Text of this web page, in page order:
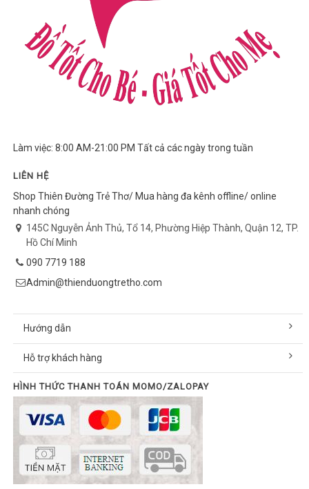
Làm việc: 8:00 AM-21:00 PM Tất cả các ngày trong tuần
LIÊN HỆ
Shop Thiên Đường Trẻ Thơ/ Mua hàng đa kênh offline/ online
nhanh chóng
145C Nguyễn Ảnh Thủ, Tổ 14, Phường Hiệp Thành, Quận 12, TP.
Hồ Chí Minh
090 7719 188
Admin@thienduongtretho.com
Hướng dẫn
Hỗ trợ khách hàng
HÌNH THỨC THANH TOÁN MOMO/ZALOPAY